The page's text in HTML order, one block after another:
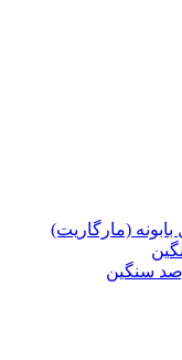
(مارگاریت)